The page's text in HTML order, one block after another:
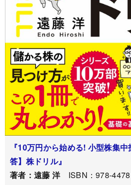
『10万円から始める! 小型株集
答】株ドリル』
著者：遠藤 洋 ISBN：978-